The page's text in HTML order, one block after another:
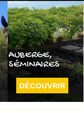
AUBERGE,
SÉMINAIRES
DÉCOUVRIR